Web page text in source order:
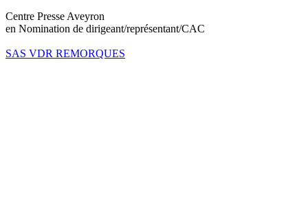
Centre Presse Aveyron
en Nomination de dirigeant/représentant/CAC
SAS VDR REMORQUES